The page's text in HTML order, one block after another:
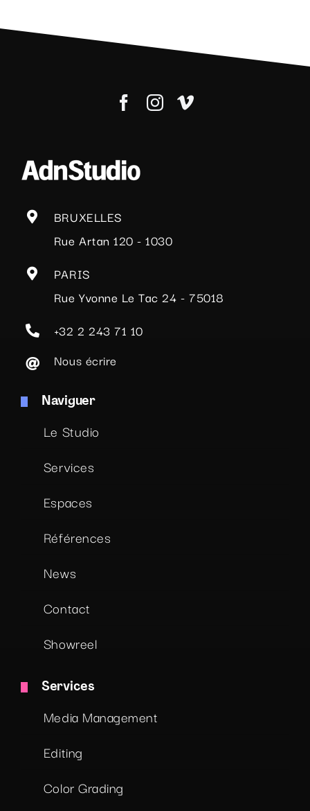
BRUXELLES
Rue Artan 120 - 1030
PARIS
Rue Yvonne Le Tac 24 - 75018
+32 2 243 71 10
Nous écrire
Naviguer
Le Studio
Services
Espaces
Références
News
Contact
Showreel
Services
Media Management
Editing
Color Grading